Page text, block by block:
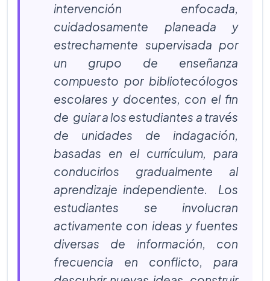
intervención enfocada,
cuidadosamente planeada y
estrechamente supervisada por
un grupo de enseñanza
compuesto por bibliotecólogos
escolares y docentes, con el fin
de guiar a los estudiantes a través
de unidades de indagación,
basadas en el currículum, para
conducirlos gradualmente al
aprendizaje independiente. Los
estudiantes se involucran
activamente con ideas y fuentes
diversas de información, con
frecuencia en conflicto, para